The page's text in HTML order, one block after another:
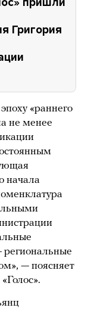
Григория
«раннего
не менее
начала
региональные
— поясняет